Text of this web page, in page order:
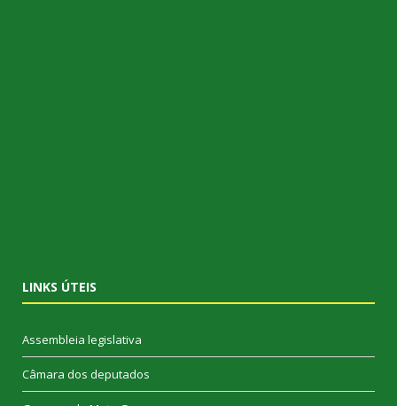
LINKS ÚTEIS
Assembleia legislativa
Câmara dos deputados